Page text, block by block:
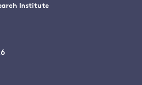
Institute